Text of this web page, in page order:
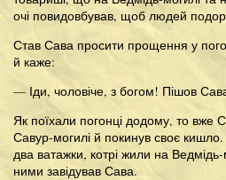
очі повидовбував, щоб людей
Став Сава просити прощення у
й каже:
— Іди, чоловіче, з богом! Пішов
Як поїхали погонці додому, то вже
Савур-могилі й покинув своє кишло.
два ватажки, котрі жили на
ними завідував Сава.